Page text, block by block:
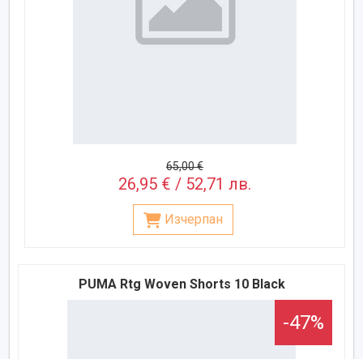
65,00 €
26,95 € / 52,71 лв.
Изчерпан
PUMA Rtg Woven Shorts 10 Black
-47%